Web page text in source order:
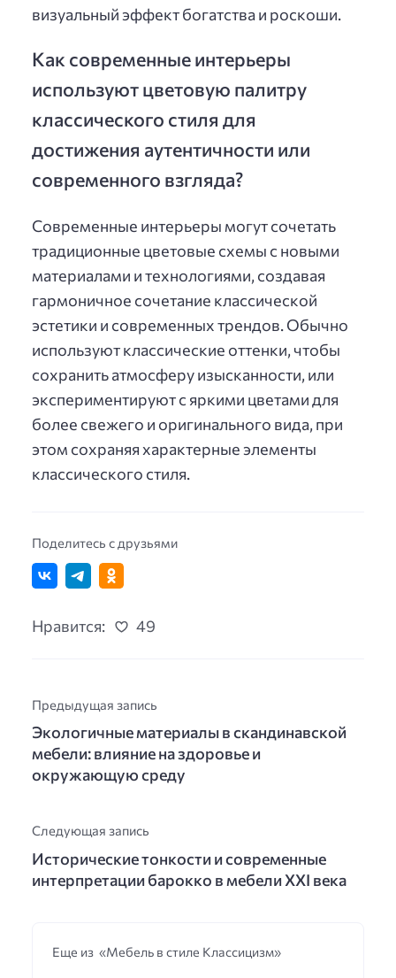
визуальный эффект богатства и роскоши.
Как современные интерьеры
используют цветовую палитру
классического стиля для
достижения аутентичности или
современного взгляда?
Современные интерьеры могут сочетать
традиционные цветовые схемы с новыми
материалами и технологиями, создавая
гармоничное сочетание классической
эстетики и современных трендов. Обычно
используют классические оттенки, чтобы
сохранить атмосферу изысканности, или
экспериментируют с яркими цветами для
более свежего и оригинального вида, при
этом сохраняя характерные элементы
классического стиля.
Поделитесь с друзьями
Нравится: 49
Предыдущая запись
Экологичные материалы в скандинавской
мебели: влияние на здоровье и
окружающую среду
Следующая запись
Исторические тонкости и современные
интерпретации барокко в мебели XXI века
Еще из «Мебель в стиле Классицизм»